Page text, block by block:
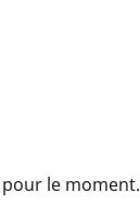
le moment.